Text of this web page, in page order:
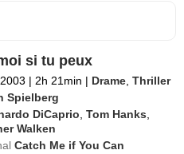
si tu peux
| 2h 21min | Drame ,Thriller
Spielberg
DiCaprio ,Tom Hanks
Walken
Catch Me if You Can